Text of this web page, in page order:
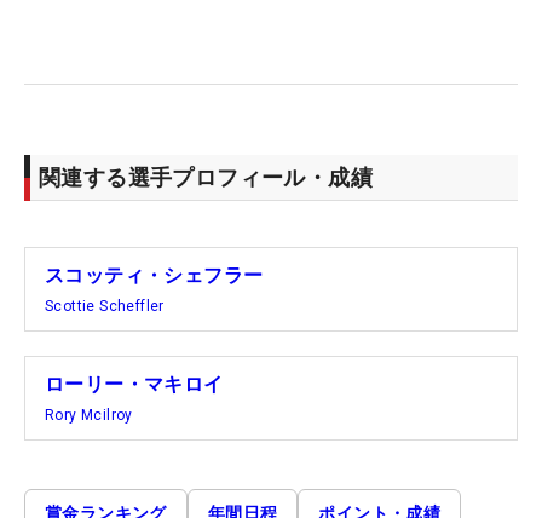
関連する選手プロフィール・成績
スコッティ・シェフラー
Scottie Scheffler
ローリー・マキロイ
Rory Mcilroy
賞金ランキング 年間日程 ポイント・成績